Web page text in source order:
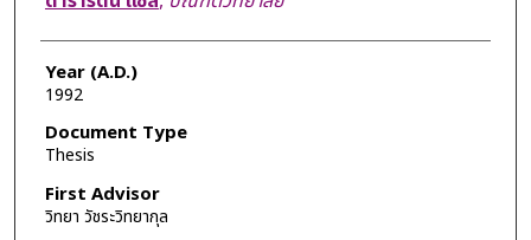
Year (A.D.)
1992
Document Type
Thesis
First Advisor
วิทยา วัชระวิทยากุล